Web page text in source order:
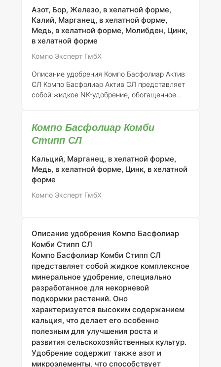
ягодные растения. Удобрение обладает
сбалансированным содержанием питательных
веществ, что способствует оптимальному
развитию растений и повышению их
урожайности.
Применение удобрения Компо
Басфолиар 6-12-6 СЛ
применения
Азот, Бор, Железо, в хелатной форме,
Калий, Марганец, в хелатной форме,
Медь, в хелатной форме, Молибден, Цинк,
в хелатной форме
Компо Эксперт ГмбХ
Описание удобрения Компо Басфолиар Актив
СЛ
собой жидкое NK-удобрение, обогащенное
растений. Важным компонентом данного
удобрения является экстракт морских
водорослей, полученный из Ecklonia maxima,
который действует как стимулятор роста
корневой системы и улучшает общее
качество растений. Удобрение можно
опрыскивания, так и через фертигацию, что
Компо Басфолиар Комби
Стипп СЛ
Кальций, Марганец, в хелатной форме,
Медь, в хелатной форме, Цинк, в хелатной
форме
Компо Эксперт ГмбХ
Описание удобрения Компо Басфолиар
Комби Стипп СЛ
Компо Басфолиар Комби Стипп СЛ
представляет собой жидкое комплексное
минеральное удобрение, специально
разработанное для некорневой
подкормки растений. Оно
характеризуется высоким содержанием
кальция, что делает его особенно
полезным для улучшения роста и
развития сельскохозяйственных культур.
Удобрение содержит также азот и
микроэлементы, что способствует